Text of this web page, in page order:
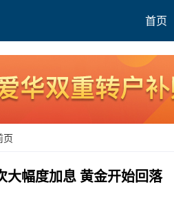
首页
页
大幅度加息 黄金开始回落